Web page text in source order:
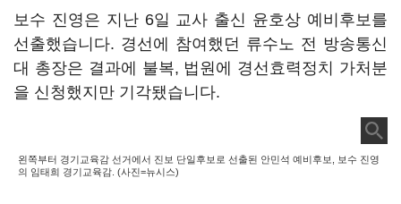
보수 진영은 지난 6일 교사 출신 윤호상 예비후보를
선출했습니다. 경선에 참여했던 류수노 전 방송통신
대 총장은 결과에 불복, 법원에 경선효력정치 가처분
을 신청했지만 기각됐습니다.
왼쪽부터 경기교육감 선거에서 진보 단일후보로 선출된 안민석 예비후보, 보수 진영
의 임태희 경기교육감. (사진=뉴시스)